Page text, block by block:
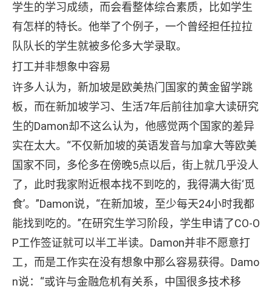
学生的学习成绩，而会看整体综合素质，比如学生
有怎样的特长。他举了个例子，一个曾经担任拉拉
队队长的学生就被多伦多大学录取。
打工并非想象中容易
许多人认为，新加坡是欧美热门国家的黄金留学跳
板，而在新加坡学习、生活7年后前往加拿大读研究
生的Damon却不这么认为，他感觉两个国家的差异
实在太大。“不仅新加坡的英语发音与加拿大等欧美
国家不同，多伦多在傍晚5点以后，街上就几乎没人
了，此时我家附近根本找不到吃的，我得满大街‘觅
食’。”Damon说，“在新加坡，至少每天24小时我都
能找到吃的。”在研究生学习阶段，学生申请了CO-O
P工作签证就可以半工半读。Damon并非不愿意打
工，而是工作实在没有想象中那么容易获得。Damo
n说：“或许与金融危机有关系，中国很多技术移